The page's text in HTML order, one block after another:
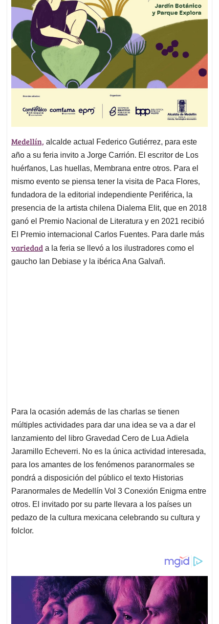
Medellín, alcalde actual Federico Gutiérrez, para este
año a su feria invito a Jorge Carrión. El escritor de Los
huérfanos, Las huellas, Membrana entre otros. Para el
mismo evento se piensa tener la visita de Paca Flores,
fundadora de la editorial independiente Periférica, la
presencia de la artista chilena Dialema Elit, que en 2018
ganó el Premio Nacional de Literatura y en 2021 recibió
El Premio internacional Carlos Fuentes. Para darle más
variedad a la feria se llevó a los ilustradores como el
gaucho Ian Debiase y la ibérica Ana Galvañ.
Para la ocasión además de las charlas se tienen
múltiples actividades para dar una idea se va a dar el
lanzamiento del libro Gravedad Cero de Lua Adiela
Jaramillo Echeverri. No es la única actividad interesada,
para los amantes de los fenómenos paranormales se
pondrá a disposición del público el texto Historias
Paranormales de Medellín Vol 3 Conexión Enigma entre
otros. El invitado por su parte llevara a los países un
pedazo de la cultura mexicana celebrando su cultura y
folclor.